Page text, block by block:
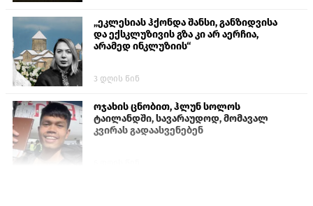
„ეკლესიას ჰქონდა შანსი, განზიდვისა
და ექსკლუზივის გზა კი არ აერჩია,
არამედ ინკლუზიის“
3 დღის წინ
ოჯახის ცნობით, ჰლუნ სოლოს
ტაილანდში, სავარაუდოდ, მომავალ
კვირას გადაასვენებენ